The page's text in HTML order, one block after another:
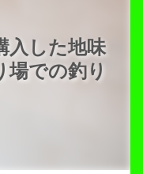
入した地味
場での釣り